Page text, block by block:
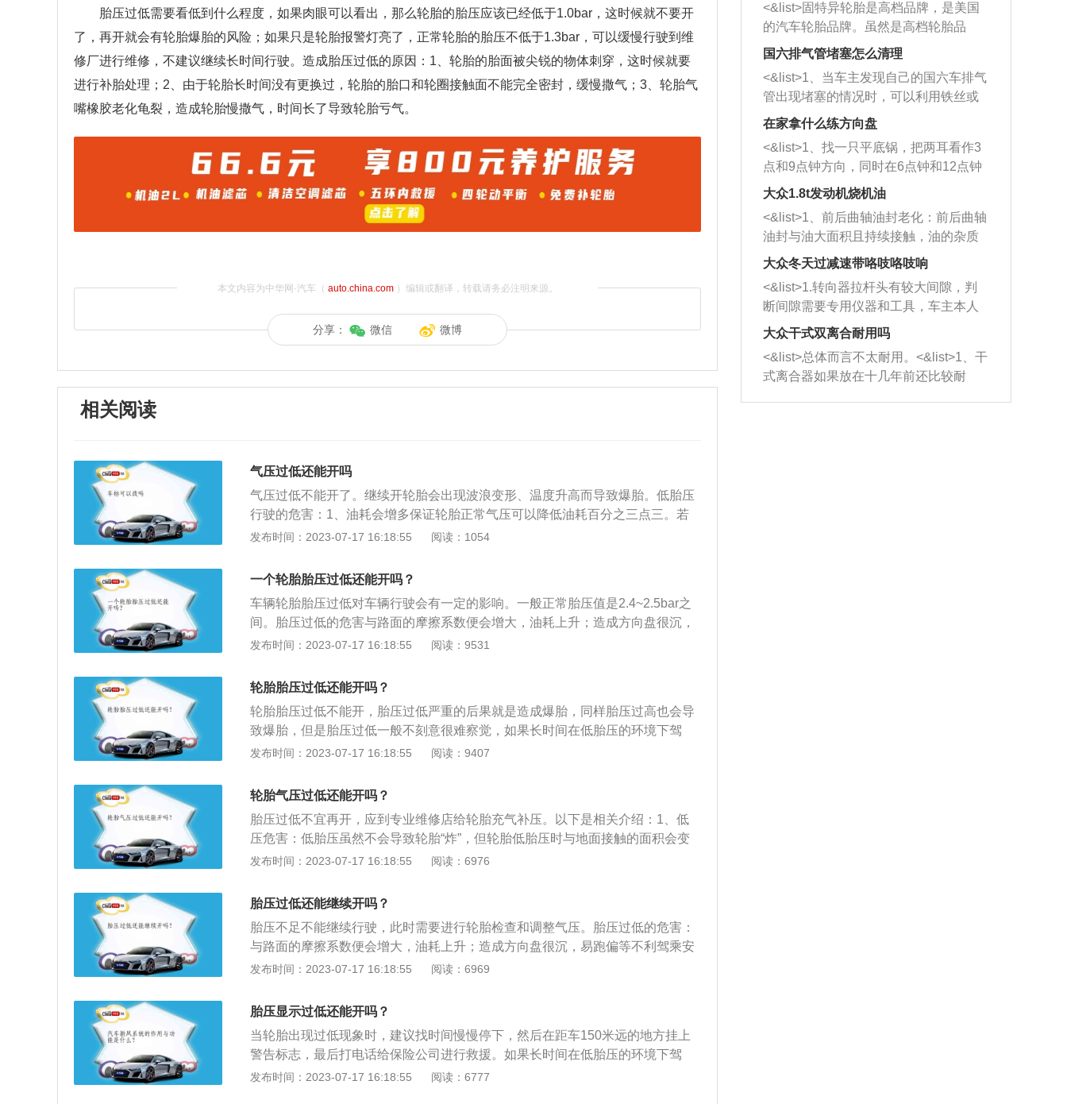
胎压过低需要看低到什么程度，如果肉眼可以看出，那么轮胎的胎压应该已经低于1.0bar，这时候就不要开
了，再开就会有轮胎爆胎的风险；如果只是轮胎报警灯亮了，正常轮胎的胎压不低于1.3bar，可以缓慢行驶到维
修厂进行维修，不建议继续长时间行驶。造成胎压过低的原因：1、轮胎的胎面被尖锐的物体刺穿，这时候就要
进行补胎处理；2、由于轮胎长时间没有更换过，轮胎的胎口和轮圈接触面不能完全密封，缓慢撒气；3、轮胎气
嘴橡胶老化龟裂，造成轮胎慢撒气，时间长了导致轮胎亏气。
本文内容为中华网·汽车（ auto.china.com）编辑或翻译，转载请务必注明来源。
分享： 微信 微博
相关阅读
气压过低还能开吗
气压过低不能开了。继续开轮胎会出现波浪变形、温度升高而导致爆胎。低胎压
行驶的危害：1、油耗会增多保证轮胎正常气压可以降低油耗百分之三点三。若
轮胎气压降低百分之三十，当汽车以40千米每小时的速度行驶时，油耗增加。只
油量多百分之三；2、轮胎磨耗会加剧当车胎胎压不足时，这意味着你的轮胎会
遭受更多的磨耗，不利于轮胎的使用寿命。从轮胎的磨损来看，如果胎压过高，
则中心部分磨损较重，反之，边缘重，不管过高或者过低，都会影响轮胎寿命；
3、爆胎随时发生气压低的轮胎在行驶后导致的胎温升高是诱发爆胎的主要原
因。当轮胎气压不足，胎侧在行驶中的变形相对更多，从而产生过多的热量导致
时轮胎的附着力减小。在不平路面行驶时会产生严重的抖动，不能很好地缓和来
自地面的冲击，不能衰减冲击产生的振动，影响乘坐的舒适性；5、制动功能会
减弱过低的胎压让轮胎更容易发生形变，从而使滚动阻力大幅增加。在低胎压状
接地的面积更大了，但其实由于胎肩的关系，胎面真正与地面的接触并不是非常
发布时间：2023-07-17 16:18:55 阅读：1054
一个轮胎胎压过低还能开吗？
车辆轮胎胎压过低对车辆行驶会有一定的影响。一般正常胎压值是2.4~2.5bar之
间。胎压过低的危害与路面的摩擦系数便会增大，油耗上升；造成方向盘很沉，
易跑偏等不利驾乘安全的因素；使轮胎各部位的运动量增大，过度的碾压造成轮
间产生过度的摩擦造成胎圈部位损伤，异常磨损；轮胎与地面的摩擦成倍增加，
胎温急剧升高，轮胎变软，强度急剧下降。车辆高速行驶，就可能导致爆胎；使
胎体变形增大，胎侧容易出现裂口，同时产生屈挠运动，导致过度发热，促使橡
胶老化，帘布层疲劳，帘线折断，还会使轮胎接地面积增大，加速胎肩磨损。
发布时间：2023-07-17 16:18:55 阅读：9531
轮胎胎压过低还能开吗？
轮胎胎压过低不能开，胎压过低严重的后果就是造成爆胎，同样胎压过高也会导
致爆胎，但是胎压过低一般不刻意很难察觉，如果长时间在低胎压的环境下驾
车，对于轮胎是一个非常大的伤害，重则还会危及到驾乘人员的安全。胎压过低
地胎面的正常性之间有了一个运动过程，使得不是一个正常圆在运行，使得轮胎
温度升高。胎压过低还会造成油耗上升、方向盘很沉、易跑偏等，胎压很难控制
到百分之100准确，但是可以略高，不能太低。
发布时间：2023-07-17 16:18:55 阅读：9407
轮胎气压过低还能开吗？
胎压过低不宜再开，应到专业维修店给轮胎充气补压。以下是相关介绍：1、低
压危害：低胎压虽然不会导致轮胎“炸”，但轮胎低胎压时与地面接触的面积会变
大，滚动产生的热量也要比标准胎压大很多，这会使内部的帘布层变形、加速疲
轮胎都有对应的胎压，它的高低直接影响轮胎的性能和反应，并在一定程度上影
响着油耗。过高的胎压不仅会增加爆胎的危险，还会令轮胎的中部以凸出的形式
接触地面，全车抓地面明显减少，在紧急制动的时候将无法提供足够的摩擦力。
发布时间：2023-07-17 16:18:55 阅读：6976
胎压过低还能继续开吗？
胎压不足不能继续行驶，此时需要进行轮胎检查和调整气压。胎压过低的危害：
与路面的摩擦系数便会增大，油耗上升；造成方向盘很沉，易跑偏等不利驾乘安
全的因素；使轮胎各部位的运动量增大，过度的碾压造成轮胎的异常发热；使得
成胎圈部位损伤，异常磨损；轮胎与地面的摩擦成倍增加，胎温急剧升高，轮胎
变软，强度急剧下降。车辆高速行驶，就可能导致爆胎；使胎体变形增大，胎侧
容易出现裂口，同时产生屈挠运动，导致过度发热，促使橡胶老化，帘布层疲
劳，帘线折断，还会使轮胎接地面积增大，加速胎肩磨损。
发布时间：2023-07-17 16:18:55 阅读：6969
胎压显示过低还能开吗？
当轮胎出现过低现象时，建议找时间慢慢停下，然后在距车150米远的地方挂上
警告标志，最后打电话给保险公司进行救援。如果长时间在低胎压的环境下驾
车，对于轮胎是一个非常大的伤害，重则还会危及到驾乘人员的安全。最好不要
发布时间：2023-07-17 16:18:55 阅读：6777
<&list>固特异轮胎是高档品牌，是美国
的汽车轮胎品牌。虽然是高档轮胎品
牌，但是中高低端的轮胎都有生产，这
也是为了更好的开拓市场。
国六排气管堵塞怎么清理
<&list>1、当车主发现自己的国六车排气
管出现堵塞的情况时，可以利用铁丝或
者是细棍，直接将杂物给取出来，如果
堵塞情况比较严重，也可以采取应急措
施。 <&list>2、直接利用木棍将所有的
杂物推到排气管里面的位置处，然后将
三元催化器拆解开，就可以将堵塞的东
西取出来。但如果是因为积碳过多引起
的堵塞，就需要将三元催化器泡在草酸
洗剂对堵塞的情况得到解决，将清洗剂
放在燃油箱中，与燃油混合后，车辆启
动时，就可以和汽油一起进入到燃烧
室，最后形成废气排出，就可以让三元
催化器得到清洗，排气管堵塞的情况就
能够得到解决。
在家拿什么练方向盘
<&list>1、找一只平底锅，把两耳看作3
点和9点钟方向，同时在6点钟和12点钟
方向做一个标记。 <&list>2、双手握住
一圈半的练习，往右同样也要打相同的
圈数。 <&list>3、最后强调要反复练
习，这样就可以形成肌肉记忆，在真实
驾驶车辆时，不需要记忆也能打好方
向。
大众1.8t发动机烧机油
<&list>1、前后曲轴油封老化：前后曲轴
油封与油大面积且持续接触，油的杂质
和发动机内持续温度变化使其密封效果
逐渐减弱，导致渗油或漏油。<&list>2、
活塞间隙过大：积碳会使活塞环与缸体
的间隙扩大，导致机油流入燃烧室中，
造成烧机油。<&list>3、机油粘度。使用
机油粘度过小的话，同样会有烧机油现
象，机油粘度过小具有很好的流动性，
大众冬天过减速带咯吱咯吱响
<&list>1.转向器拉杆头有较大间隙，判
断间隙需要专用仪器和工具，车主本人
无法制作，需要将车辆送到修理厂或4s
店；<&list>2.车辆半轴套管防尘罩破
裂，破裂后会出现漏油现象，使半轴磨
损严重，磨损的半轴容易损坏，产生异
响；<&list>3.稳定器的转向胶套和球头
大众干式双离合耐用吗
<&list>总体而言不太耐用。<&list>1、干
式离合器如果放在十几年前还比较耐